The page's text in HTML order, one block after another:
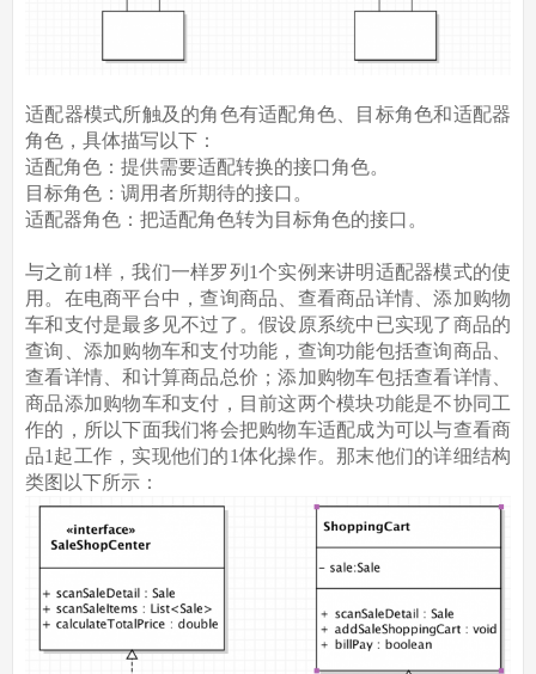
适配器模式所触及的角色有适配角色、目标角色和适配器
角色，具体描写以下：
适配角色：提供需要适配转换的接口角色。
目标角色：调用者所期待的接口。
适配器角色：把适配角色转为目标角色的接口。
与之前1样，我们一样罗列1个实例来讲明适配器模式的使
用。在电商平台中，查询商品、查看商品详情、添加购物
车和支付是最多见不过了。假设原系统中已实现了商品的
查询、添加购物车和支付功能，查询功能包括查询商品、
查看详情、和计算商品总价；添加购物车包括查看详情、
商品添加购物车和支付，目前这两个模块功能是不协同工
作的，所以下面我们将会把购物车适配成为可以与查看商
品1起工作，实现他们的1体化操作。那末他们的详细结构
类图以下所示：